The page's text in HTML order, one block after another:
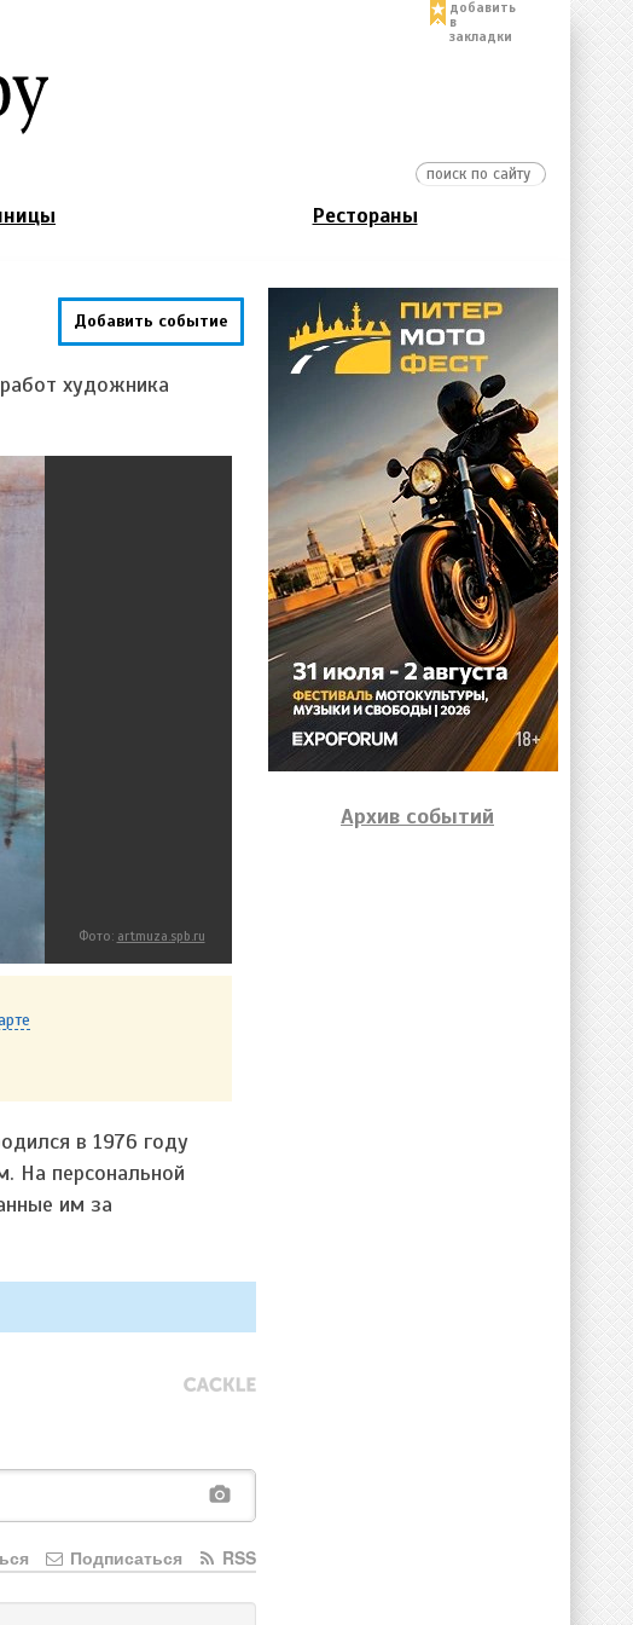
добавить
в
закладки
Рестораны
Добавить событие
художника
Фото: artmuza.spb.ru
в 1976 году
На персональной
им за
RSS
Подписаться
Архив событий